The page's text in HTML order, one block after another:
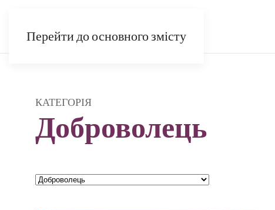
Перейти до основного змісту
КАТЕГОРІЯ
Доброволець
Категорії